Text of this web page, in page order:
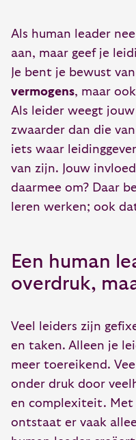
Als human leader
aan, maar geef je
Je bent je bewust
vermogens, maar
Als leider weegt
zwaarder dan die
iets waar
van zijn. Jouw
daarmee om? Daar
leren werken; ook
Een human
overdruk,
Veel leiders zijn
en taken. Alleen je
meer toereikend.
onder druk door
en complexiteit.
ontstaat er vaak